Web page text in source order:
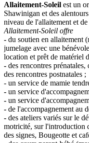
Allaitement-Soleil est un
Shawinigan et des
niveau de l'allaitement et
Allaitement-Soleil offre
- du soutien en allaitement
jumelage avec une
location et prêt de matériel
- des rencontres
des rencontres postnatales ;
- un service de mamie
- un service
- un service
- de l'accompagnement au
- des ateliers variés sur le
motricité, sur l'introduction
des signes, Bougeotte et